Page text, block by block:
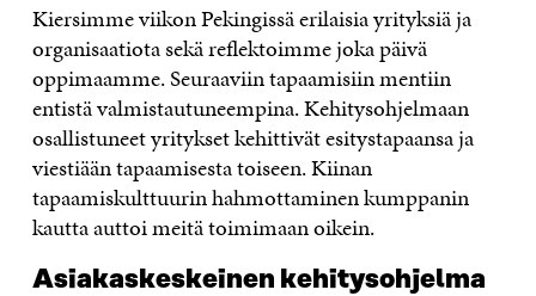
Kiersimme viikon Pekingissä erilaisia yrityksiä ja
organisaatiota sekä reflektoimme joka päivä
oppimaamme. Seuraaviin tapaamisiin mentiin
entistä valmistautuneempina. Kehitysohjelmaan
osallistuneet yritykset kehittivät esitystapaansa ja
viestiään tapaamisesta toiseen. Kiinan
tapaamiskulttuurin hahmottaminen kumppanin
kautta auttoi meitä toimimaan oikein.
Asiakaskeskeinen kehitysohjelma